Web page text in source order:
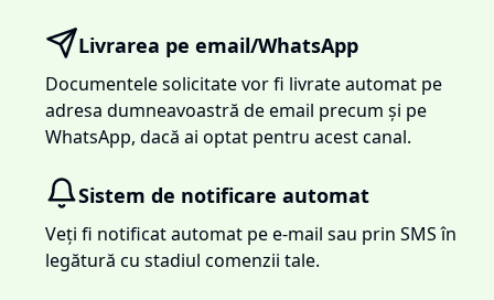
Livrarea pe email/WhatsApp
Documentele solicitate vor fi livrate automat pe
adresa dumneavoastră de email precum și pe
WhatsApp, dacă ai optat pentru acest canal.
Sistem de notificare automat
Veți fi notificat automat pe e-mail sau prin SMS în
legătură cu stadiul comenzii tale.